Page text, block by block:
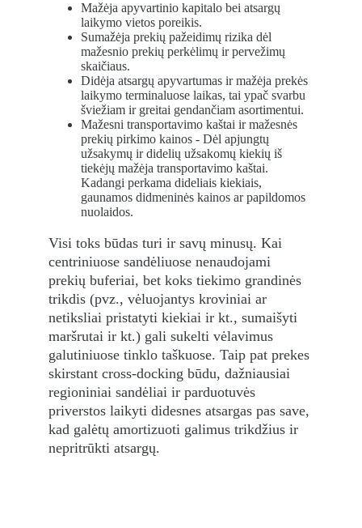
Mažėja apyvartinio kapitalo bei atsargų
laikymo vietos poreikis.
Sumažėja prekių pažeidimų rizika dėl
mažesnio prekių perkėlimų ir pervežimų
skaičiaus.
Didėja atsargų apyvartumas ir mažėja prekės
laikymo terminaluose laikas, tai ypač svarbu
šviežiam ir greitai gendančiam asortimentui.
Mažesni transportavimo kaštai ir mažesnės
prekių pirkimo kainos - Dėl apjungtų
užsakymų ir didelių užsakomų kiekių iš
tiekėjų mažėja transportavimo kaštai.
Kadangi perkama dideliais kiekiais,
gaunamos didmeninės kainos ar papildomos
nuolaidos.
Visi toks būdas turi ir savų minusų. Kai
centriniuose sandėliuose nenaudojami
prekių buferiai, bet koks tiekimo grandinės
trikdis (pvz., vėluojantys kroviniai ar
netiksliai pristatyti kiekiai ir kt., sumaišyti
maršrutai ir kt.) gali sukelti vėlavimus
galutiniuose tinklo taškuose. Taip pat prekes
skirstant cross-docking būdu, dažniausiai
regioniniai sandėliai ir parduotuvės
priverstos laikyti didesnes atsargas pas save,
kad galėtų amortizuoti galimus trikdžius ir
nepritrūkti atsargų.